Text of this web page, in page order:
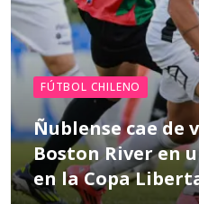
FÚTBOL CHILENO
Ñublense cae de
Boston River en
en la Copa